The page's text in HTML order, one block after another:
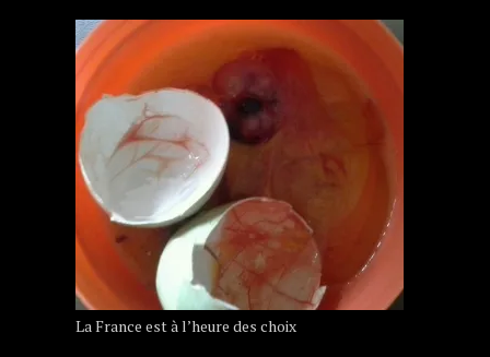
La France est à l’heure des choix